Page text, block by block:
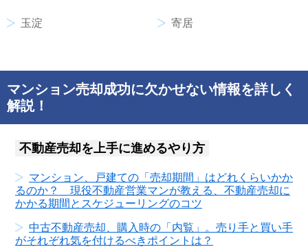
玉淀 寄居
マンション売却成功に欠かせない情報を詳しく
解説！
不動産売却を上手に進めるやり方
マンション、戸建ての「売却期間」はどれくらいかか
るのか？ 現役不動産営業マンが教える、不動産売却に
かかる期間とスケジューリングのコツ
中古不動産売却、購入時の「内覧」。売り手と買い手
がそれぞれ気を付けるべきポイントは？